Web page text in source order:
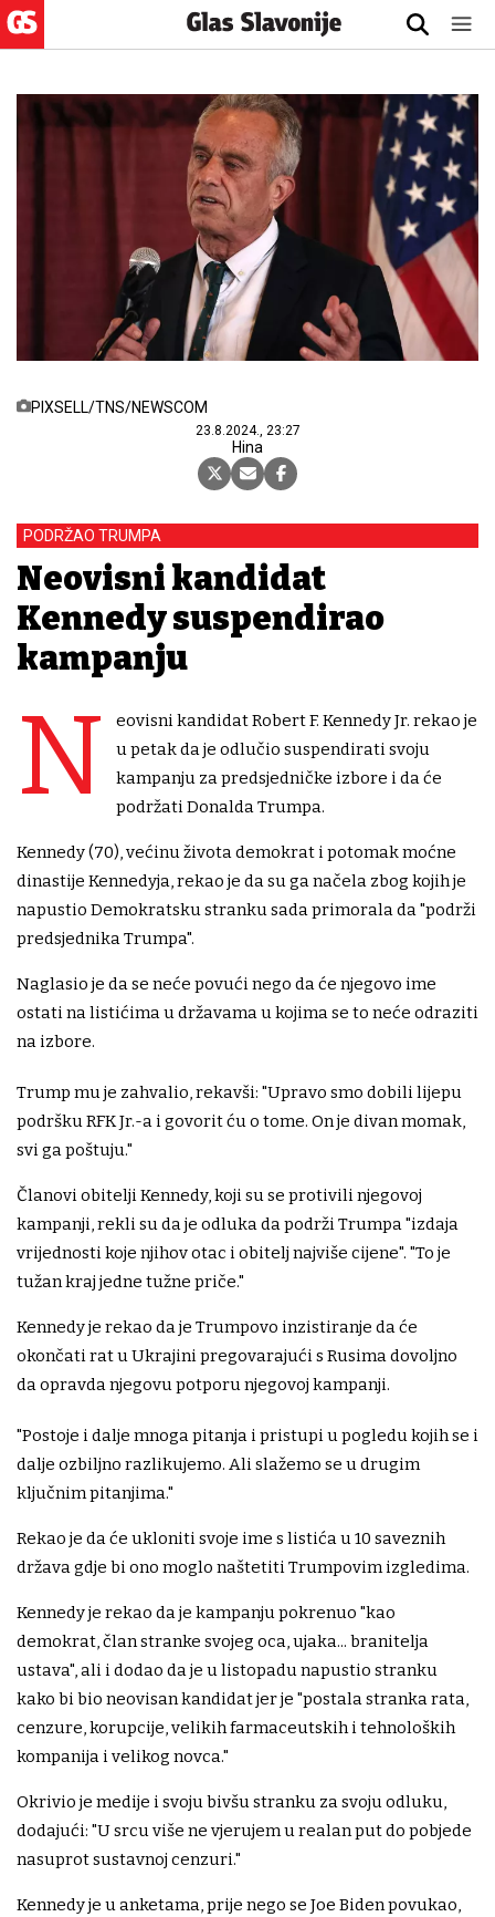
PIXSELL/TNS/NEWSCOM
23.8.2024., 23:27
Hina
PODRŽAO TRUMPA
Neovisni kandidat
Kennedy suspendirao
kampanju
N
eovisni kandidat Robert F. Kennedy Jr. rekao je
u petak da je odlučio suspendirati svoju
kampanju za predsjedničke izbore i da će
podržati Donalda Trumpa.
Kennedy (70), većinu života demokrat i potomak moćne
dinastije Kennedyja, rekao je da su ga načela zbog kojih je
napustio Demokratsku stranku sada primorala da "podrži
predsjednika Trumpa".
Naglasio je da se neće povući nego da će njegovo ime
ostati na listićima u državama u kojima se to neće odraziti
na izbore.
Trump mu je zahvalio, rekavši: "Upravo smo dobili lijepu
podršku RFK Jr.-a i govorit ću o tome. On je divan momak,
svi ga poštuju."
Članovi obitelji Kennedy, koji su se protivili njegovoj
kampanji, rekli su da je odluka da podrži Trumpa "izdaja
vrijednosti koje njihov otac i obitelj najviše cijene". "To je
tužan kraj jedne tužne priče."
Kennedy je rekao da je Trumpovo inzistiranje da će
okončati rat u Ukrajini pregovarajući s Rusima dovoljno
da opravda njegovu potporu njegovoj kampanji.
"Postoje i dalje mnoga pitanja i pristupi u pogledu kojih se i
dalje ozbiljno razlikujemo. Ali slažemo se u drugim
ključnim pitanjima."
Rekao je da će ukloniti svoje ime s listića u 10 saveznih
država gdje bi ono moglo naštetiti Trumpovim izgledima.
Kennedy je rekao da je kampanju pokrenuo "kao
demokrat, član stranke svojeg oca, ujaka... branitelja
ustava", ali i dodao da je u listopadu napustio stranku
kako bi bio neovisan kandidat jer je "postala stranka rata,
cenzure, korupcije, velikih farmaceutskih i tehnoloških
kompanija i velikog novca."
Okrivio je medije i svoju bivšu stranku za svoju odluku,
dodajući: "U srcu više ne vjerujem u realan put do pobjede
nasuprot sustavnoj cenzuri."
Kennedy je u anketama, prije nego se Joe Biden povukao,